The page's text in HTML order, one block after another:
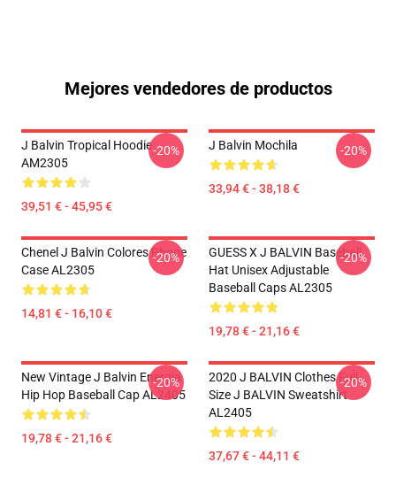
Mejores vendedores de productos
J Balvin Tropical Hoodie
AM2305
39,51 € - 45,95 €
-20% J Balvin Mochila
33,94 € - 38,18 €
-20%
Chenel J Balvin Colores Phone
Case AL2305
14,81 € - 16,10 €
-20%
GUESS X J BALVIN Baseball
Hat Unisex Adjustable
Baseball Caps AL2305
19,78 € - 21,16 €
-20%
New Vintage J Balvin Energia
Hip Hop Baseball Cap AL2405
19,78 € - 21,16 €
-20%
2020 J BALVIN Clothes Full
Size J BALVIN Sweatshirt
AL2405
37,67 € - 44,11 €
-20%